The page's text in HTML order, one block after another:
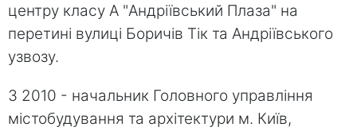
центру класу A "Андріївський Плаза" на
перетині вулиці Боричів Тік та Андріївського
узвозу.
З 2010 - начальник Головного управління
містобудування та архітектури м. Київ,